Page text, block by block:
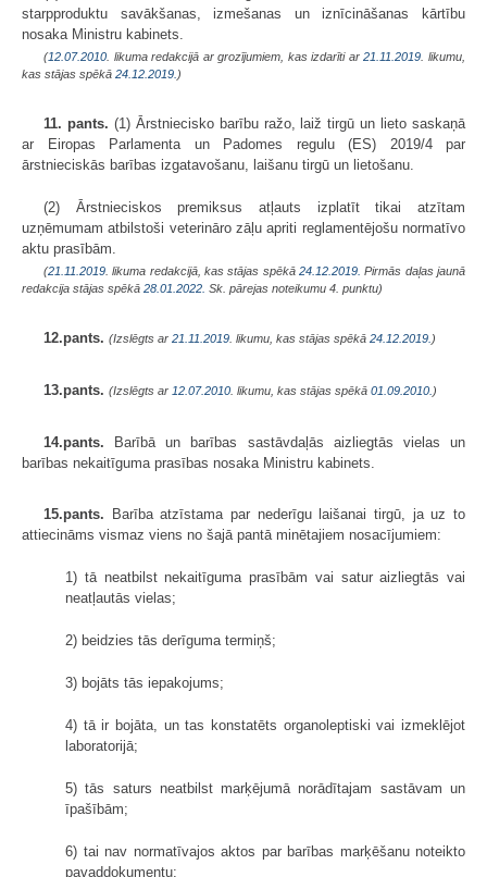
starpproduktu savākšanas, izmešanas un iznīcināšanas kārtību
nosaka Ministru kabinets.
(12.07.2010. likuma redakcijā ar grozījumiem, kas izdarīti ar21.11.2019. likumu,
kas stājas spēkā 24.12.2019.)
11. pants. (1) Ārstniecisko barību ražo, laiž tirgū un lieto saskaņā
ar Eiropas Parlamenta un Padomes regulu (ES) 2019/4 par
ārstnieciskās barības izgatavošanu, laišanu tirgū un lietošanu.
(2) Ārstnieciskos premiksus atļauts izplatīt tikai atzītam
uzņēmumam atbilstoši veterināro zāļu apriti reglamentējošu normatīvo
aktu prasībām.
(21.11.2019. likuma redakcijā, kas stājas spēkā 24.12.2019. Pirmās daļas jaunā
redakcija stājas spēkā 28.01.2022. Sk. pārejas noteikumu 4. punktu)
12.pants. (Izslēgts ar 21.11.2019. likumu, kas stājas spēkā 24.12.2019.)
13.pants. (Izslēgts ar 12.07.2010. likumu, kas stājas spēkā 01.09.2010.)
14.pants. Barībā un barības sastāvdaļās aizliegtās vielas un
barības nekaitīguma prasības nosaka Ministru kabinets.
15.pants. Barība atzīstama par nederīgu laišanai tirgū, ja uz to
attiecināms vismaz viens no šajā pantā minētajiem nosacījumiem:
1) tā neatbilst nekaitīguma prasībām vai satur aizliegtās vai
neatļautās vielas;
2) beidzies tās derīguma termiņš;
3) bojāts tās iepakojums;
4) tā ir bojāta, un tas konstatēts organoleptiski vai izmeklējot
laboratorijā;
5) tās saturs neatbilst marķējumā norādītajam sastāvam un
īpašībām;
6) tai nav normatīvajos aktos par barības marķēšanu noteikto
pavaddokumentu;